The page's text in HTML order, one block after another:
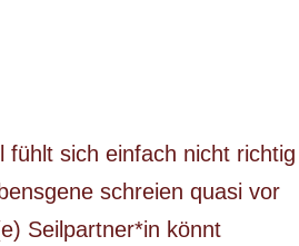
fühlt sich einfach nicht richtig
schreien quasi vor
Seilpartner*in könnt